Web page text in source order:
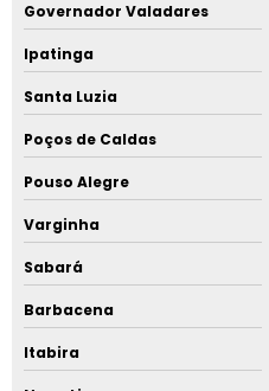
Governador Valadares
Ipatinga
Santa Luzia
Poços de Caldas
Pouso Alegre
Varginha
Sabará
Barbacena
Itabira